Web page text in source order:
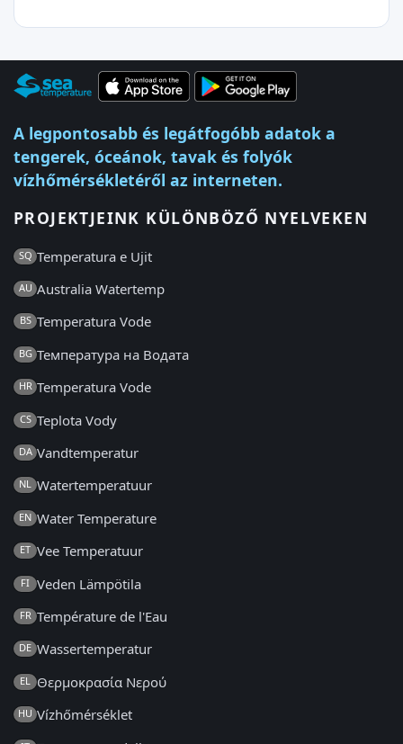
A legpontosabb és legátfogóbb adatok a
tengerek, óceánok, tavak és folyók
vízhőmérsékletéről az interneten.
PROJEKTJEINK KÜLÖNBÖZŐ NYELVEKEN
SQ Temperatura e Ujit
AU Australia Watertemp
BS Temperatura Vode
BG Температура на Водата
HR Temperatura Vode
CS Teplota Vody
DA Vandtemperatur
NL Watertemperatuur
EN Water Temperature
ET Vee Temperatuur
FI Veden Lämpötila
FR Température de l'Eau
DE Wassertemperatur
EL Θερμοκρασία Νερού
HU Vízhőmérséklet